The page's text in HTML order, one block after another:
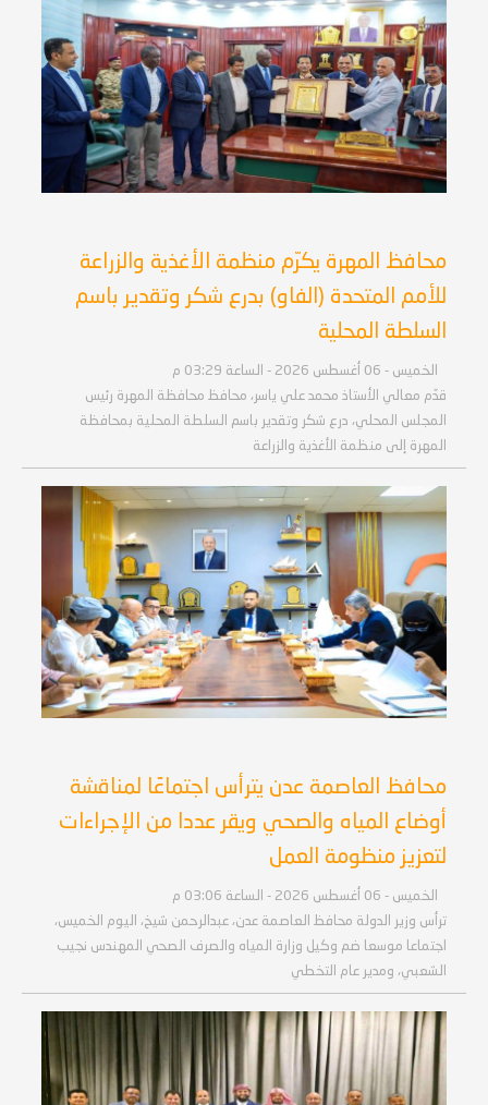
محافظ المهرة يكرّم منظمة الأغذية والزراعة
للأمم المتحدة (الفاو) بدرع شكر وتقدير باسم
السلطة المحلية
الخميس - 06 أغسطس 2026 - الساعة 03:29 م
قدّم معالي الأستاذ محمد علي ياسر، محافظ محافظة المهرة رئيس
المجلس المحلي، درع شكر وتقدير باسم السلطة المحلية بمحافظة
المهرة إلى منظمة الأغذية والزراعة
محافظ العاصمة عدن يترأس اجتماعًا لمناقشة
أوضاع المياه والصحي ويقر عددا من الإجراءات
لتعزيز منظومة العمل
الخميس - 06 أغسطس 2026 - الساعة 03:06 م
ترأس وزير الدولة محافظ العاصمة عدن، عبدالرحمن شيخ، اليوم الخميس،
اجتماعا موسعا ضم وكيل وزارة المياه والصرف الصحي المهندس نجيب
الشعبي، ومدير عام التخطي